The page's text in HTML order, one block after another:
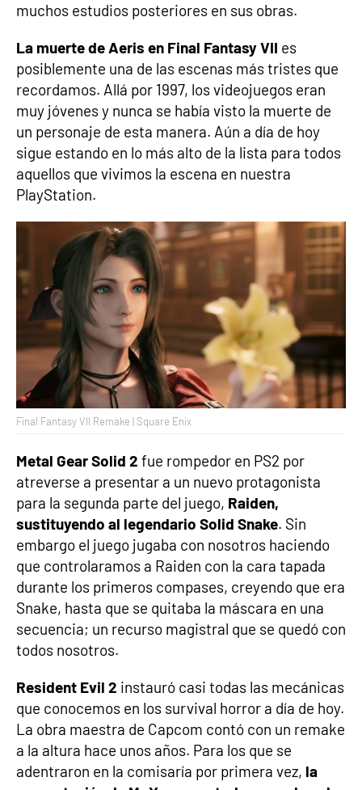
muchos estudios posteriores en sus obras.
La muerte de Aeris en Final Fantasy VII es
posiblemente una de las escenas más tristes que
recordamos. Allá por 1997, los videojuegos eran
muy jóvenes y nunca se había visto la muerte de
un personaje de esta manera. Aún a día de hoy
sigue estando en lo más alto de la lista para todos
aquellos que vivimos la escena en nuestra
PlayStation.
Final Fantasy VII Remake | Square Enix
Metal Gear Solid 2 fue rompedor en PS2 por
atreverse a presentar a un nuevo protagonista
para la segunda parte del juego, Raiden,
sustituyendo al legendario Solid Snake. Sin
embargo el juego jugaba con nosotros haciendo
que controlaramos a Raiden con la cara tapada
durante los primeros compases, creyendo que era
Snake, hasta que se quitaba la máscara en una
secuencia; un recurso magistral que se quedó con
todos nosotros.
Resident Evil 2 instauró casi todas las mecánicas
que conocemos en los survival horror a día de hoy.
La obra maestra de Capcom contó con un remake
a la altura hace unos años. Para los que se
adentraron en la comisaría por primera vez, la